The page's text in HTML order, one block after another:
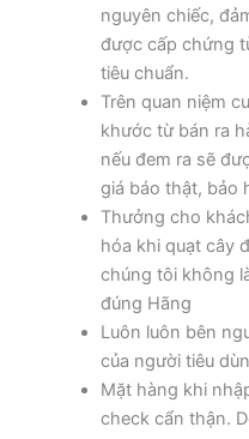
nguyên chiếc,
được cấp chứng
tiêu chuẩn.
Trên quan niệm
khước từ bán ra
nếu đem ra sẽ
giá báo thật, bảo
Thưởng cho
hóa khi quạt cây
chúng tôi không
đúng Hãng
Luôn luôn bên
của người tiêu
Mặt hàng khi
check cẩn thận.